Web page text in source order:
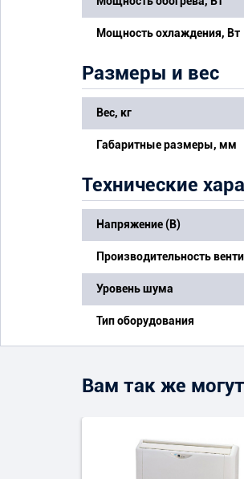
Мощность охлаждения, Вт
Размеры и вес
Вес, кг
Габаритные размеры, мм
Технические
Напряжение (В)
Производительность
Уровень шума
Тип оборудования
Вам так же